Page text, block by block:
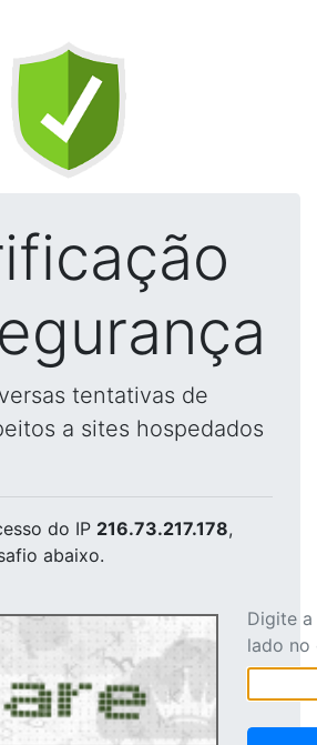
tentativas de
a sites hospedados
do IP 216.73.217.178,
abaixo.
Digite
lado no